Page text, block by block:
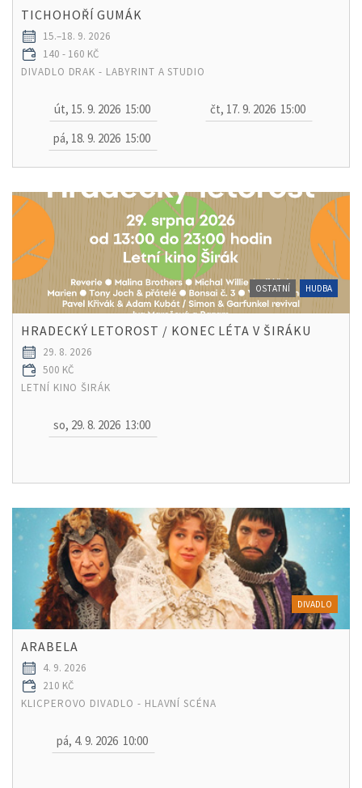
TICHOHOŘÍ GUMÁK
15.–18. 9. 2026
140 - 160 KČ
DIVADLO DRAK - LABYRINT A STUDIO
út, 15. 9. 2026 15:00 čt, 17. 9. 2026 15:00
pá, 18. 9. 2026 15:00
OSTATNÍ HUDBA
HRADECKÝ LETOROST / KONEC LÉTA V ŠIRÁKU
29. 8. 2026
500 KČ
LETNÍ KINO ŠIRÁK
so, 29. 8. 2026 13:00
DIVADLO
ARABELA
4. 9. 2026
210 KČ
KLICPEROVO DIVADLO - HLAVNÍ SCÉNA
pá, 4. 9. 2026 10:00